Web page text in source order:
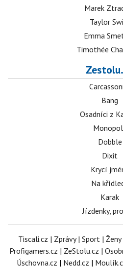
Marek
Taylor
Emma
Timothée
Bang
Osadníci z
Dobble
Dixit
Krycí
Na
Karak
Jízdenky,
Tiscali.cz | Zprávy| Sport | Ženy
Profigamers.cz | ZeStolu.cz |
Úschovna.cz | Nedd.cz |